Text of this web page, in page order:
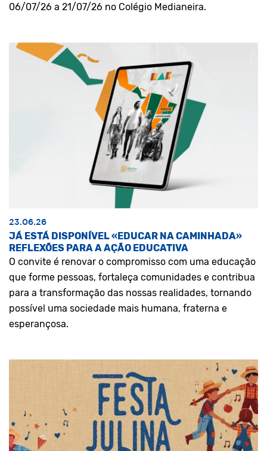
06/07/26 a 21/07/26 no Colégio Medianeira.
23.06.26
JÁ ESTÁ DISPONÍVEL «EDUCAR NA CAMINHADA»
REFLEXÕES PARA A AÇÃO EDUCATIVA
O convite é renovar o compromisso com uma educação
que forme pessoas, fortaleça comunidades e contribua
para a transformação das nossas realidades, tornando
possível uma sociedade mais humana, fraterna e
esperançosa.